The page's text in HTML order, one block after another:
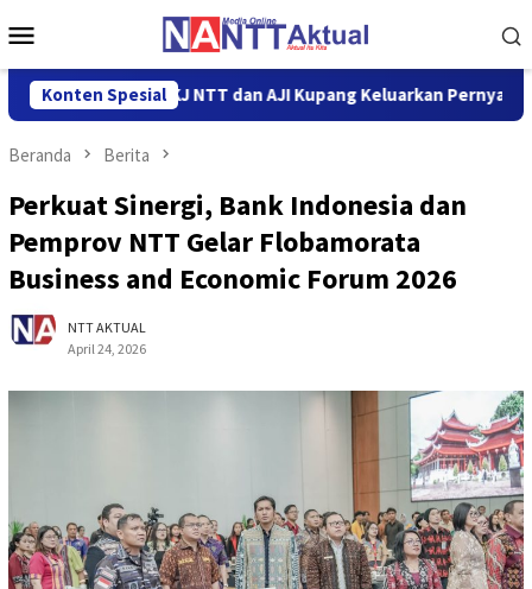
ke
Mobile
Konten Spesial
Thonak, KKJ NTT dan AJI Kupang Keluarkan Pernyataan
Beranda Berita
Perkuat Sinergi, Bank Indonesia dan
Pemprov NTT Gelar Flobamorata
Business and Economic Forum 2026
NTT AKTUAL
April 24, 2026